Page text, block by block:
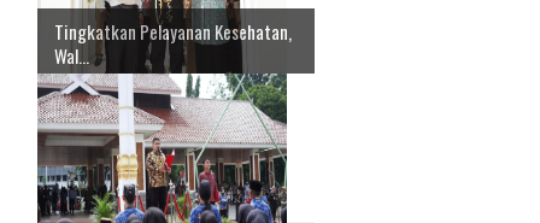
Tingkatkan Pelayanan Kesehatan,
Wal...